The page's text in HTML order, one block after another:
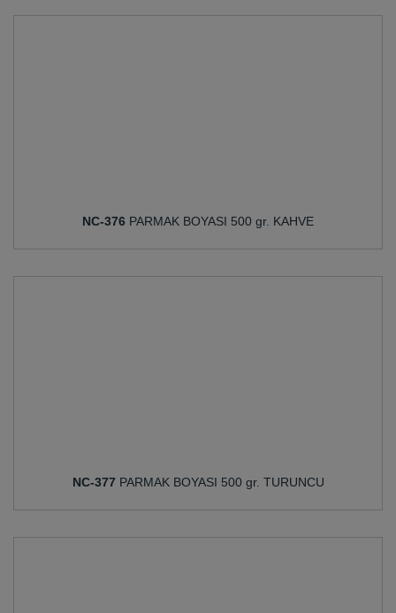
NC-376 PARMAK BOYASI 500 gr. KAHVE
NC-377 PARMAK BOYASI 500 gr. TURUNCU